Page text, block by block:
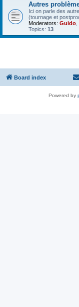
Autres
Ici on parle des
(tournage et
Moderators: Guido
Topics: 13
Board index
Powered by